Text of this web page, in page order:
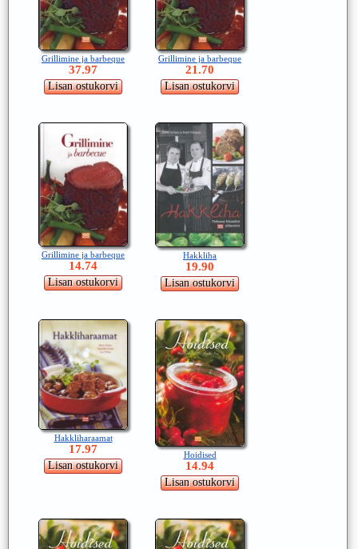
Grillimine ja barbeque
37.97
Grillimine ja barbeque
21.70
Grillimine ja barbeque
14.74
Hakkliha
19.90
Hakkliharaamat
17.97 Hoidised
14.94